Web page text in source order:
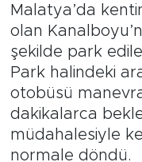
Malatya’da
olan
şekilde park
Park halindeki
otobüsü
dakikalarca
müdahalesiyle
normale döndü.
Ekonomi
Güncel
Kültür
Teknoloji